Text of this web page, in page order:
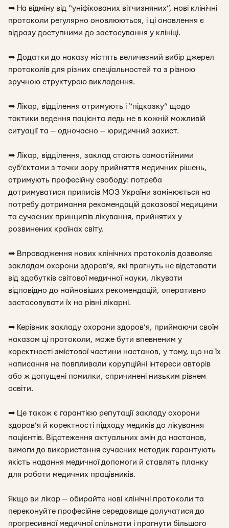
➡ На відміну від “уніфікованих вітчизняних”, нові клінічні
протоколи регулярно оновлюються, і ці оновлення є
відразу доступними до застосування у клініці.
➡ Додатки до наказу містять величезний вибір джерел
протоколів для різних спеціальностей та з різною
зручною структурою викладення.
➡ Лікар, відділення отримують і “підказку” щодо
тактики ведення пацієнта ледь не в кожній можливій
ситуації та — одночасно — юридичний захист.
➡ Лікар, відділення, заклад стають самостійними
суб’єктами з точки зору прийняття медичних рішень,
отримують професійну свободу: потреба
дотримуватися приписів МОЗ України замінюється на
потребу дотримання рекомендацій доказової медицини
та сучасних принципів лікування, прийнятих у
розвинених країнах світу.
➡ Впровадження нових клінічних протоколів дозволяє
закладам охорони здоров’я, які прагнуть не відставати
від здобутків світової медичної науки, лікувати
відповідно до найновіших рекомендацій, оперативно
застосовувати їх на рівні лікарні.
➡ Керівник закладу охорони здоров’я, приймаючи своїм
наказом ці протоколи, може бути впевненим у
коректності змістової частини настанов, у тому, що на їх
написання не повпливали корупційні інтереси авторів
або ж допущені помилки, спричинені низьким рівнем
освіти.
➡ Це також є гарантією репутації закладу охорони
здоров’я й коректності підходу медиків до лікування
пацієнтів. Відстеження актуальних змін до настанов,
вимоги до використання сучасних методик гарантують
якість надання медичної допомоги й ставлять планку
для роботи медичних працівників.
Якщо ви лікар — обирайте нові клінічні протоколи та
переконуйте професійне середовище долучатися до
прогресивної медичної спільноти і прагнути більшого